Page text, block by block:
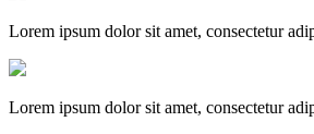
Lorem ipsum dolor sit amet, consectetur
Lorem ipsum dolor sit amet, consectetur